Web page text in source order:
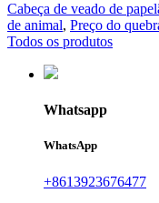
Cabeça de veado de
de animal, Preço do
Todos os produtos
Whatsapp
WhatsApp
+8613923676477